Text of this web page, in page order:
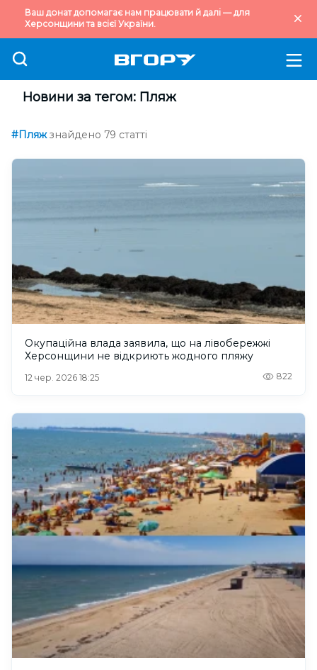
Ваш донат допомагає нам працювати й далі — для
Херсонщини та всієї України.
Новини за тегом: Пляж
#Пляж знайдено 79 статті
Окупаційна влада заявила, що на лівобережжі
Херсонщини не відкриють жодного пляжу
12 чер. 2026 18:25 822